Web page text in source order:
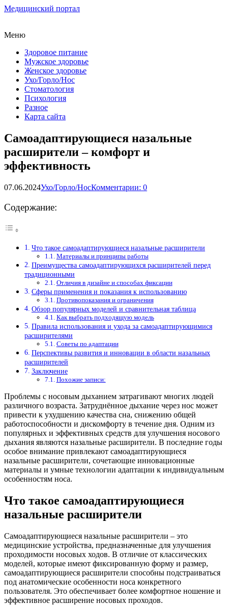
Медицинский портал
Меню
Здоровое питание
Мужское здоровье
Женское здоровье
Ухо/Горло/Нос
Стоматология
Психология
Разное
Карта сайта
Самоадаптирующиеся назальные
расширители – комфорт и
эффективность
07.06.2024Ухо/Горло/НосКомментарии: 0
Содержание:
Что такое самоадаптирующиеся назальные расширители
Материалы и принципы работы
Преимущества самоадаптирующихся расширителей перед
традиционными
Отличия в дизайне и способах фиксации
Сферы применения и показания к использованию
Противопоказания и ограничения
Обзор популярных моделей и сравнительная таблица
Как выбрать подходящую модель
Правила использования и ухода за самоадаптирующимися
расширителями
Советы по адаптации
Перспективы развития и инновации в области назальных
расширителей
Заключение
Похожие записи:
Проблемы с носовым дыханием затрагивают многих людей
различного возраста. Затруднённое дыхание через нос может
привести к ухудшению качества сна, снижению общей
работоспособности и дискомфорту в течение дня. Одним из
популярных и эффективных средств для улучшения носового
дыхания являются назальные расширители. В последние годы
особое внимание привлекают самоадаптирующиеся
назальные расширители, сочетающие инновационные
материалы и умные технологии адаптации к индивидуальным
особенностям носа.
Что такое самоадаптирующиеся
назальные расширители
Самоадаптирующиеся назальные расширители – это
медицинские устройства, предназначенные для улучшения
проходимости носовых ходов. В отличие от классических
моделей, которые имеют фиксированную форму и размер,
самоадаптирующиеся расширители способны подстраиваться
под анатомические особенности носа конкретного
пользователя. Это обеспечивает более комфортное ношение и
эффективное расширение носовых проходов.